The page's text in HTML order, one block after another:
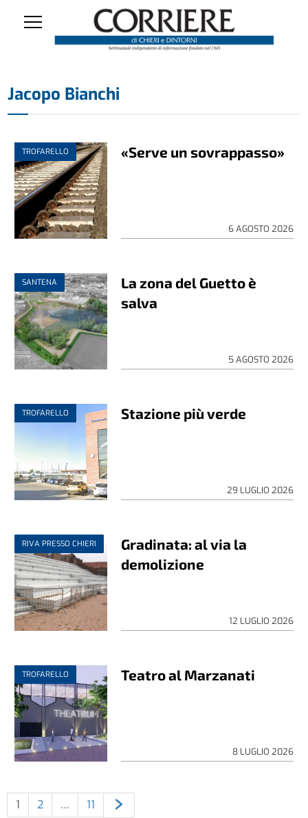
Jacopo Bianchi
TROFARELLO «Serve un sovrappasso»
6 AGOSTO 2026
SANTENA
La zona del Guetto è
salva
5 AGOSTO 2026
TROFARELLO Stazione più verde
29 LUGLIO 2026
RIVA PRESSO CHIERI
Gradinata: al via la
demolizione
12 LUGLIO 2026
TROFARELLO Teatro al Marzanati
8 LUGLIO 2026
1 2 … 11